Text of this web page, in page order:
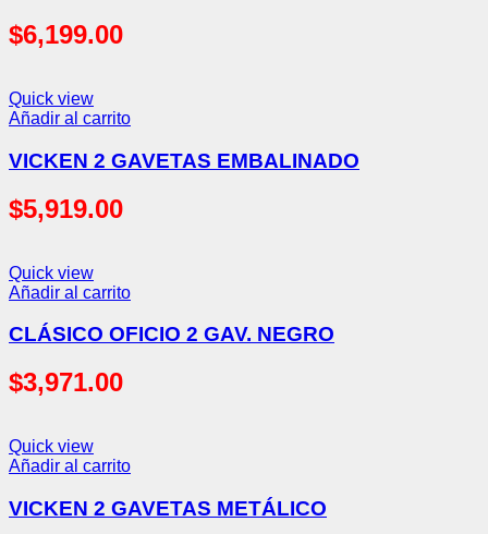
$6,199.00
Quick view
Añadir al carrito
VICKEN 2 GAVETAS EMBALINADO
$5,919.00
Quick view
Añadir al carrito
CLÁSICO OFICIO 2 GAV. NEGRO
$3,971.00
Quick view
Añadir al carrito
VICKEN 2 GAVETAS METÁLICO